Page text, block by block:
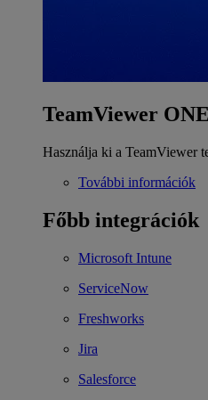
TeamViewer ONE
Használja ki a TeamViewer
További információk
Főbb integrációk
Microsoft Intune
ServiceNow
Freshworks
Jira
Salesforce